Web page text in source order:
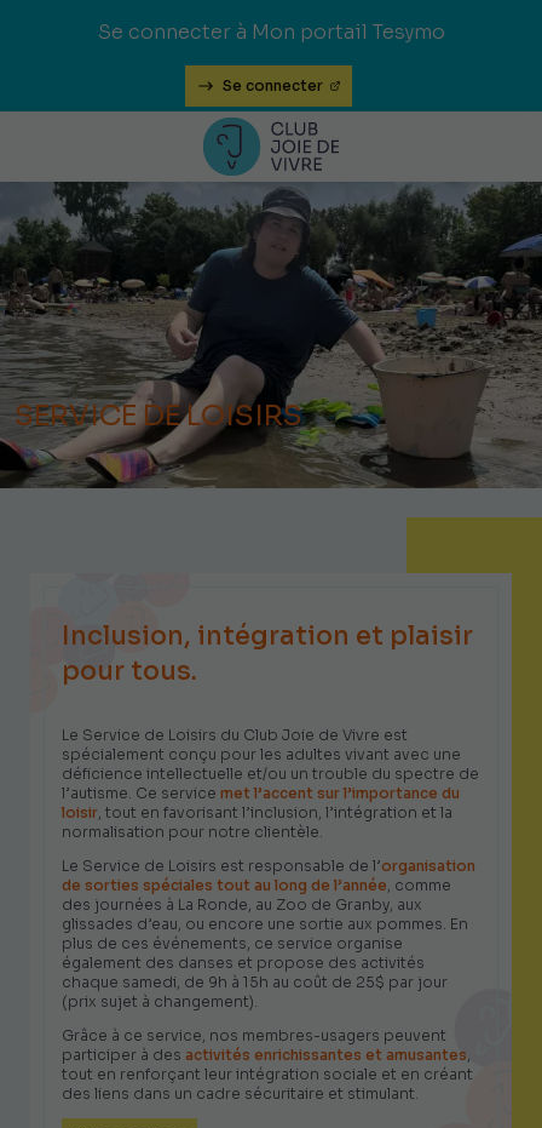
Se connecter à Mon portail Tesymo
Se connecter
SERVICE DE LOISIRS
Inclusion, intégration et plaisir
pour tous.
Le Service de Loisirs du Club Joie de Vivre est
spécialement conçu pour les adultes vivant avec une
déficience intellectuelle et/ou un trouble du spectre de
l’autisme. Ce service met l’accent sur l’importance du
loisir, tout en favorisant l’inclusion, l’intégration et la
normalisation pour notre clientèle.
Le Service de Loisirs est responsable de l’organisation
de sorties spéciales tout au long de l’année , comme
des journées à La Ronde, au Zoo de Granby, aux
glissades d’eau, ou encore une sortie aux pommes. En
plus de ces événements, ce service organise
également des danses et propose des activités
chaque samedi, de 9h à 15h au coût de 25$ par jour
(prix sujet à changement).
Grâce à ce service, nos membres-usagers peuvent
participer à des activités enrichissantes et amusantes
tout en renforçant leur intégration sociale et en créant
des liens dans un cadre sécuritaire et stimulant.